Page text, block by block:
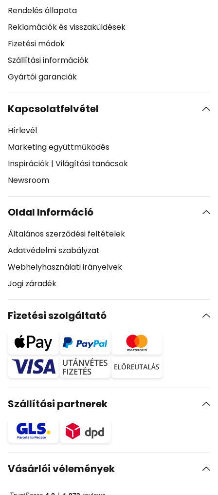
Rendelés állapota
Reklamációk és visszaküldések
Fizetési módok
Szállítási információk
Gyártói garanciák
Kapcsolatfelvétel
Hírlevél
Marketing együttműködés
Inspirációk | Világítási tanácsok
Newsroom
Oldal Információ
Általános szerződési feltételek
Adatvédelmi szabályzat
Webhelyhasználati irányelvek
Jogi záradék
Fizetési szolgáltató
Szállítási partnerek
Vásárlói vélemények